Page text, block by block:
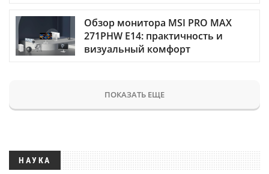
Обзор монитора MSI PRO MAX
271PHW E14: практичность и
визуальный комфорт
ПОКАЗАТЬ ЕЩЕ
НАУКА